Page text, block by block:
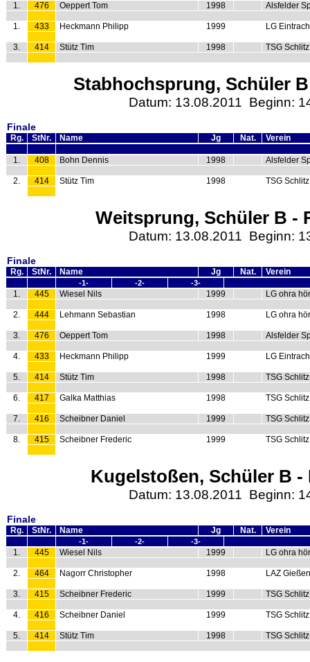
1. 476 Oeppert Tom 1998 Alsfelder
1. 433 Heckmann Philipp 1999 LG
3. 414 Stütz Tim 1998 TSG Schlitz
Stabhochsprung, Schüler
Datum: 13.08.2011 Beginn:
Finale
Rg. StNr. Name Jg Nat. Verein
1. 408 Bohn Dennis 1998 Alsfelder
2. 414 Stütz Tim 1998 TSG Schlitz
Weitsprung, Schüler B -
Datum: 13.08.2011 Beginn:
Finale
Rg. StNr. Name Jg Nat. Verein
-1- -2- -3-
1. 445 Wiesel Nils 1999 LG ohra
2. 444 Lehmann Sebastian 1998 LG ohra
3. 476 Oeppert Tom 1998 Alsfelder
4. 433 Heckmann Philipp 1999 LG
5. 414 Stütz Tim 1998 TSG Schlitz
6. 417 Galka Matthias 1998 TSG Schlitz
7. 416 Scheibner Daniel 1999 TSG Schlitz
8. 415 Scheibner Frederic 1999 TSG Schlitz
Kugelstoßen, Schüler B -
Datum: 13.08.2011 Beginn:
Finale
Rg. StNr. Name Jg Nat. Verein
-1- -2- -3-
1. 445 Wiesel Nils 1999 LG ohra
2. 464 Nagorr Christopher 1998 LAZ Gießen
3. 415 Scheibner Frederic 1999 TSG Schlitz
4. 416 Scheibner Daniel 1999 TSG Schlitz
5. 414 Stütz Tim 1998 TSG Schlitz